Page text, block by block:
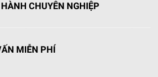
CHUYÊN NGHIỆP
MIỄN PHÍ